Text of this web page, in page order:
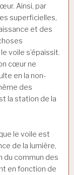
Ainsi, par
superficielles,
et des
voile s’épaissit.
cœur ne
en la non-
des
la station de la
le voile est
de la lumière,
du commun des
en fonction de